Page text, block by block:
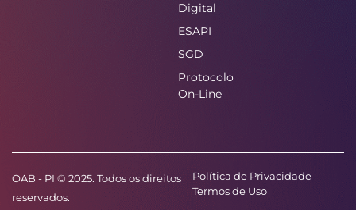
Digital
ESAPI
SGD
Protocolo
On-Line
OAB - PI © 2025. Todos os direitos
reservados.
Política de Privacidade
Termos de Uso